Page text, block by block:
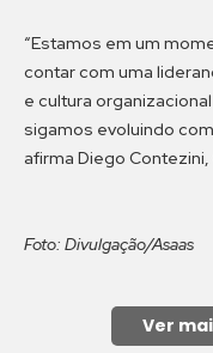
“Estamos em um
contar com uma
e cultura
sigamos evoluindo
afirma Diego
Foto: Divulgação/Asaas
Ver